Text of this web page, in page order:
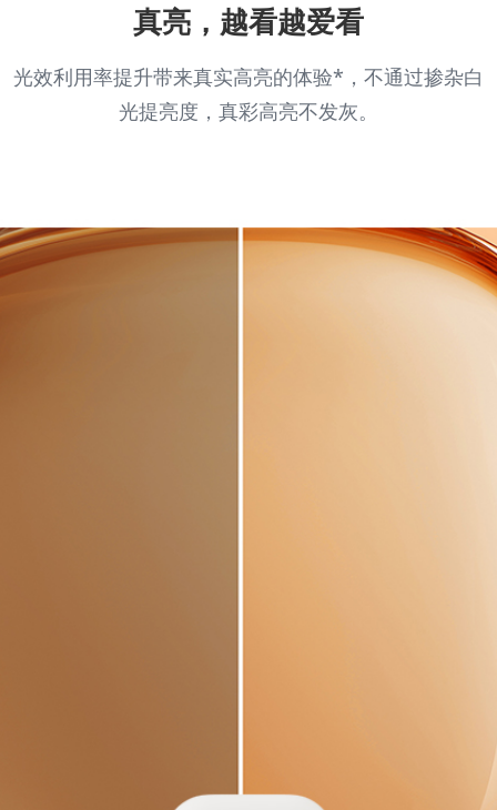
真亮，越看越爱看
光效利用率提升带来真实高亮的体验*，不通过掺杂白
光提亮度，真彩高亮不发灰。